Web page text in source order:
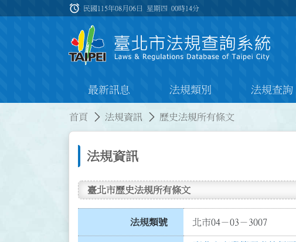
:::
alarm 民國115年08月06日 星期四00時14分
最新訊息 法規類別 法規查詢
首頁 法規資訊 歷史法規所有條文
法規資訊
臺北市歷史法規所有條文
法規類號 北市04－03－3007